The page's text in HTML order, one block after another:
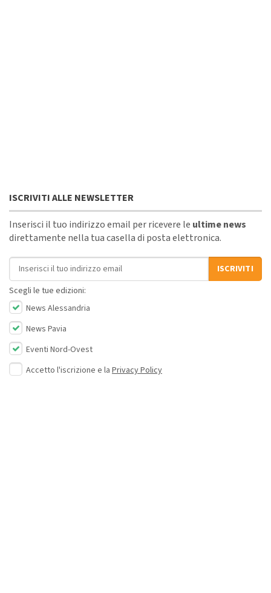
ISCRIVITI ALLE NEWSLETTER
Inserisci il tuo indirizzo email per ricevere le ultime news
direttamente nella tua casella di posta elettronica.
Indirizzo email
ISCRIVITI
Scegli le tue edizioni:
News Alessandria
News Pavia
Eventi Nord-Ovest
Accetto l'iscrizione e la Privacy Policy